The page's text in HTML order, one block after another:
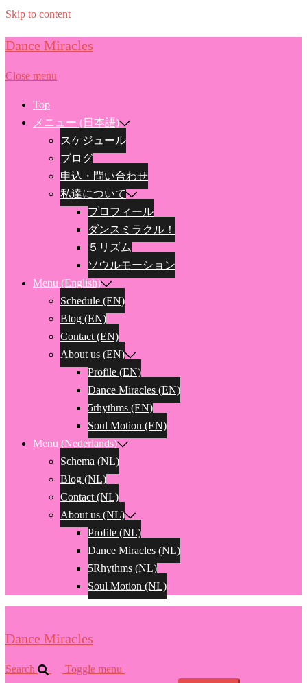
Skip to content
Dance Miracles
Close menu
Top
メニュー (日本語)
スケジュール
ブログ
申込・問い合わせ
私達について
プロフィール
ダンスミラクル！
５リズム
ソウルモーション
Menu (English)
Schedule (EN)
Blog (EN)
Contact (EN)
About us (EN)
Profile (EN)
Dance Miracles (EN)
5rhythms (EN)
Soul Motion (EN)
Menu (Nederlands)
Schema (NL)
Blog (NL)
Contact (NL)
About us (NL)
Profile (NL)
Dance Miracles (NL)
5Rhythms (NL)
Soul Motion (NL)
Dance Miracles
Search Toggle menu